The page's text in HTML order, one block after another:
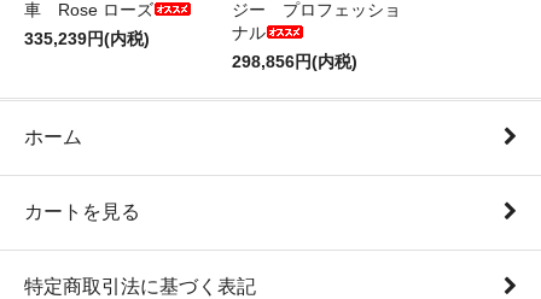
車 Rose ローズ
335,239円(内税)
ジー プロフェッショ
ナル
298,856円(内税)
ホーム
カートを見る
特定商取引法に基づく表記